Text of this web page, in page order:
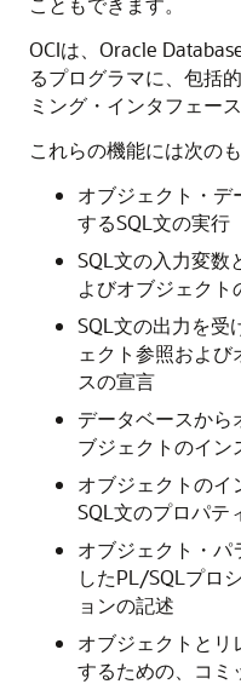
OCIは、Oracle
るプログラマに、包括
ミング・インタフェー
これらの機能には次の
オブジェクト・デ
するSQL文の実行
SQL文の入力変数
よびオブジェク
SQL文の出力を受
ェクト参照およ
スの宣言
データベースから
ブジェクトのイン
オブジェクトのイ
SQL文のプロパテ
オブジェクト・パ
したPL/SQLプロ
ョンの記述
オブジェクトとリ
するための、コミ